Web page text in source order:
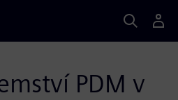
PDM v